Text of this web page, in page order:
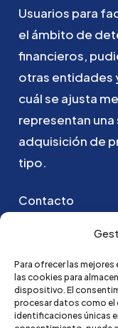
Para ofrecer las
las cookies para
dispositivo. El
procesar datos como el
identificaciones únicas
Usuarios para
el ámbito de
financieros,
otras entidades
cuálse ajusta
representan una
adquisición de
tipo.
Contacto
Puedes